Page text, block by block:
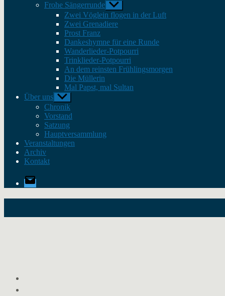
Frohe Sängerrunde Untermenü
anzeigen
Zwei Vöglein flogen in der Luft
Zwei Grenadiere
Prost Franz
Dankeshymne für eine Runde
Wanderlieder-Potpourri
Trinklieder-Potpourri
An dem reinsten Frühlingsmorgen
Die Müllerin
Mal Papst, mal Sultan
Über uns Untermenü
anzeigen
Chronik
Vorstand
Satzung
Hauptversammlung
Veranstaltungen
Archiv
Kontakt
E-
Mail